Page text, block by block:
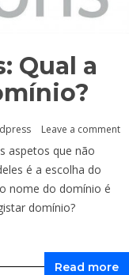
Qual a
Leave a comment
aspetos que não
é a escolha do
nome do domínio é
domínio?
Read more